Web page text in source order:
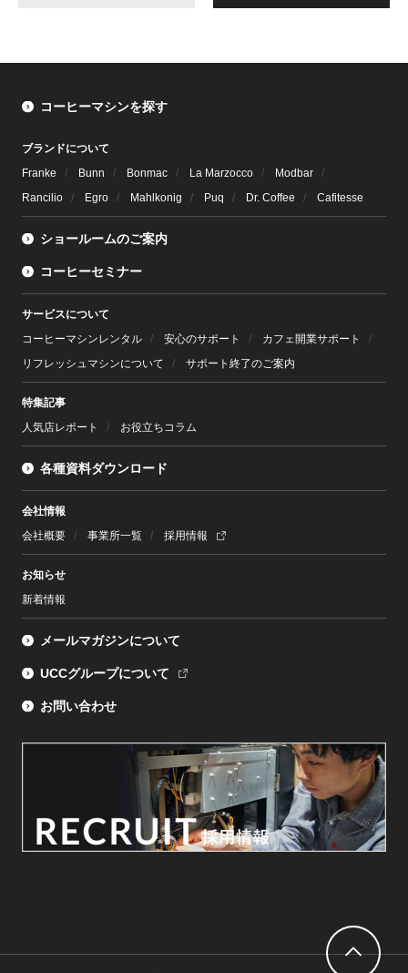
コーヒーマシンを探す
ブランドについて
Franke
Bunn Bonmac La Marzocco
Modbar
Rancilio
Egro Mahlkonig Puq Dr. Coffee Cafitesse
ショールームのご案内
コーヒーセミナー
サービスについて
コーヒーマシンレンタル
安心のサポート
カフェ開業サポート
リフレッシュマシンについて
サポート終了のご案内
特集記事
人気店レポート
お役立ちコラム
各種資料ダウンロード
会社情報
会社概要
事業所一覧 採用情報
お知らせ
新着情報
メールマガジンについて
UCCグループについて
お問い合わせ